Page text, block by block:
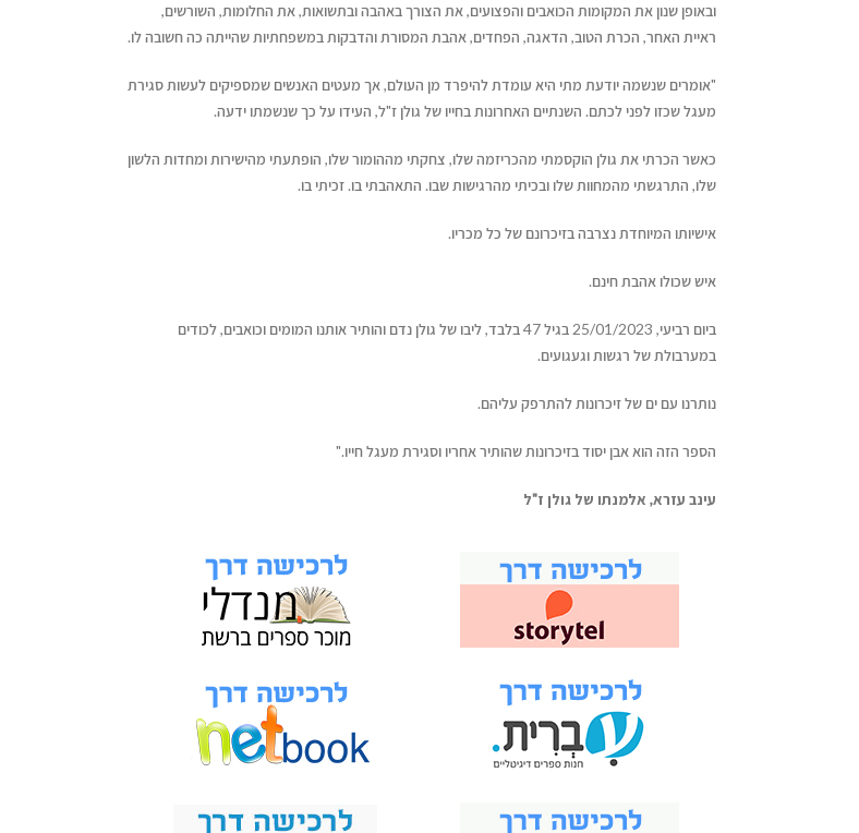
ובאופן שנון את המקומות הכואבים והפצועים, את הצורך באהבה ובתשואות, את החלומות, השורשים,
ראיית האחר, הכרת הטוב, הדאגה, הפחדים, אהבת המסורת והדבקות במשפחתיות שהייתה כה חשובה לו.
"אומרים שנשמה יודעת מתי היא עומדת להיפרד מן העולם, אך מעטים האנשים שמספיקים לעשות סגירת
מעגל שכזו לפני לכתם. השנתיים האחרונות בחייו של גולן ז"ל, העידו על כך שנשמתו ידעה.
כאשר הכרתי את גולן הוקסמתי מהכריזמה שלו, צחקתי מההומור שלו, הופתעתי מהישירות ומחדות הלשון
שלו, התרגשתי מהמחוות שלו ובכיתי מהרגישות שבו. התאהבתי בו. זכיתי בו.
אישיותו המיוחדת נצרבה בזיכרונם של כל מכריו.
איש שכולו אהבת חינם.
ביום רביעי, 25/01/2023 בגיל 47 בלבד, ליבו של גולן נדם והותיר אותנו המומים וכואבים, לכודים
במערבולת של רגשות וגעגועים.
נותרנו עם ים של זיכרונות להתרפק עליהם.
הספר הזה הוא אבן יסוד בזיכרונות שהותיר אחריו וסגירת מעגל חייו."
עינב עזרא, אלמנתו של גולן ז"ל